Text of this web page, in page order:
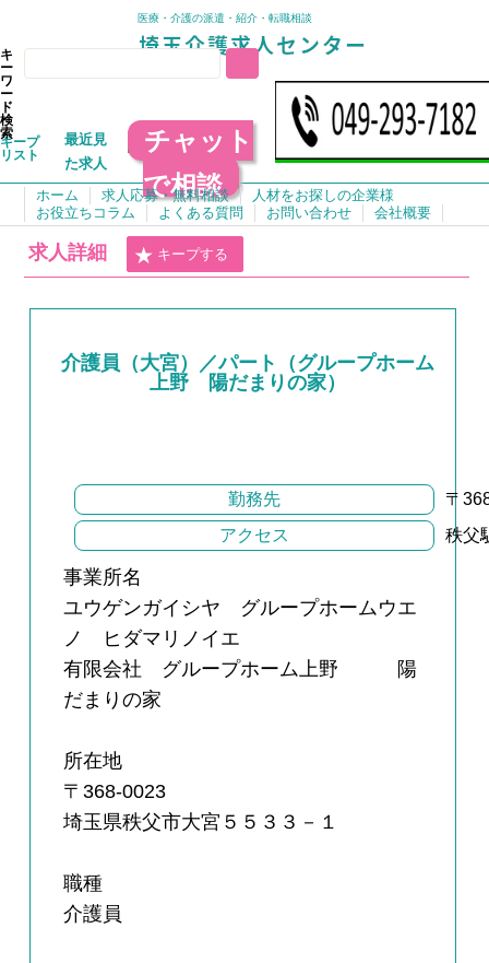
医療・介護の派遣・紹介・転職相談
キ
ー
ワ
ー
ド
検
索
キープ
リスト
最近見
た求人
チャット
で相談
ホーム 求人応募・無料相談
人材をお探しの企業様
お役立ちコラム
よくある質問 お問い合わせ 会社概要
求人詳細 キープする
介護員（大宮）／パート（グループホーム
上野 陽だまりの家）
勤務先
〒
アクセス
秩父
事業所名
ユウゲンガイシヤ グループホームウエ
ノ ヒダマリノイエ
有限会社 グループホーム上野 陽
だまりの家
所在地
〒368-0023
埼玉県秩父市大宮５５３３－１
職種
介護員